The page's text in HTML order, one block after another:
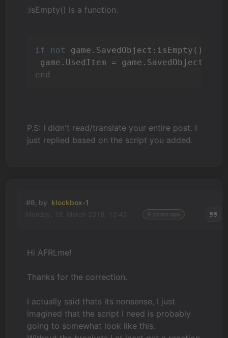
:isEmpty() is a function.
if not game.SavedObject:isEmpty()
end
P.S: I didn't read/translate your entire post. I
just replied based on the script you added.
#6, by klockbox-1
Hi AFRLme!
Thanks for the correction.
I actually said thats its nonsense, I just
imagined that the script I need is probably
going to somewhat look like this.